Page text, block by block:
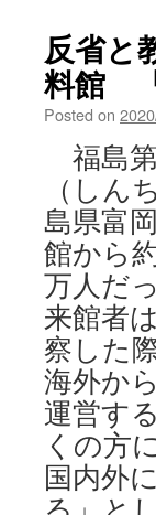
反省と
料館
Posted on
福島
（しん
島県富
館から
万人だ
来館者
察した
海外か
運営す
くの方
国内外